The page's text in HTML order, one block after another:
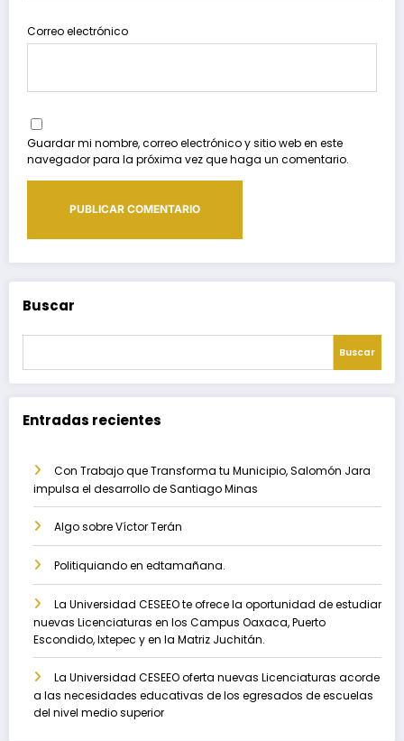
Correo electrónico
Guardar mi nombre, correo electrónico y sitio web en este
navegador para la próxima vez que haga un comentario.
Buscar
Buscar
Entradas recientes
Con Trabajo que Transforma tu Municipio, Salomón Jara
impulsa el desarrollo de Santiago Minas
Algo sobre Víctor Terán
Politiquiando en edtamañana.
La Universidad CESEEO te ofrece la oportunidad de estudiar
nuevas Licenciaturas en los Campus Oaxaca, Puerto
Escondido, Ixtepec y en la Matriz Juchitán.
La Universidad CESEEO oferta nuevas Licenciaturas acorde
a las necesidades educativas de los egresados de escuelas
del nivel medio superior